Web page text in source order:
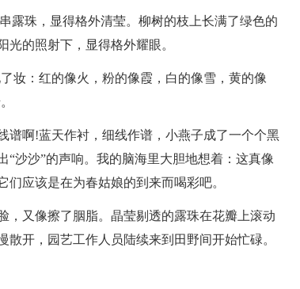
露珠，显得格外清莹。柳树的枝上长满了绿色的
的照射下，显得格外耀眼。
：红的像火，粉的像霞，白的像雪，黄的像
谱啊!蓝天作衬，细线作谱，小燕子成了一个个黑
沙沙”的声响。我的脑海里大胆地想着：这真像
应该是在为春姑娘的到来而喝彩吧。
，又像擦了胭脂。晶莹剔透的露珠在花瓣上滚动
开，园艺工作人员陆续来到田野间开始忙碌。